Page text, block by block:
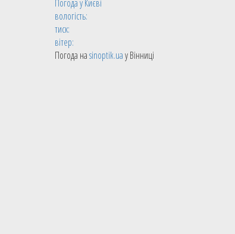
Погода уКиєві
вологість:
тиск:
вітер:
Погода наsinoptik.uaу Вінниці